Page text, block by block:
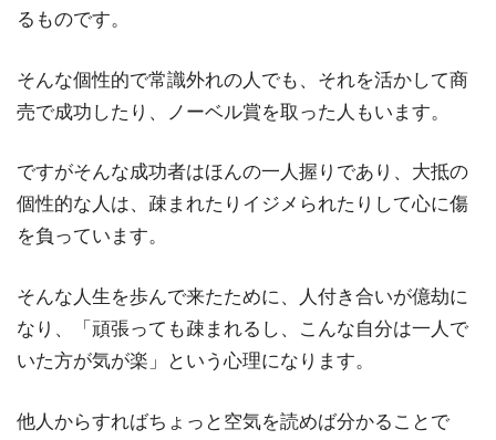
るものです。
そんな個性的で常識外れの人でも、それを活かして商
売で成功したり、ノーベル賞を取った人もいます。
ですがそんな成功者はほんの一人握りであり、大抵の
個性的な人は、疎まれたりイジメられたりして心に傷
を負っています。
そんな人生を歩んで来たために、人付き合いが億劫に
なり、「頑張っても疎まれるし、こんな自分は一人で
いた方が気が楽」という心理になります。
他人からすればちょっと空気を読めば分かることで